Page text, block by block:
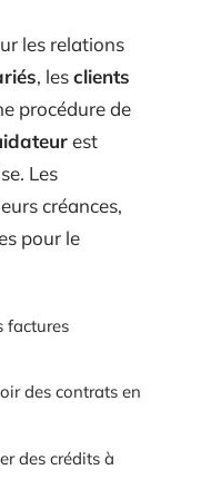
les relations
, lesclients
procédure de
est
Les
créances,
pour le
factures
des contrats en
des crédits à